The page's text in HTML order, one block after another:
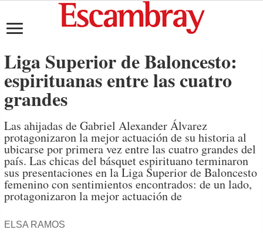
Liga Superior de Baloncesto:
espirituanas entre las cuatro
grandes
Las ahijadas de Gabriel Alexander Álvarez
protagonizaron la mejor actuación de su historia al
ubicarse por primera vez entre las cuatro grandes del
país. Las chicas del básquet espirituano terminaron
sus presentaciones en la Liga Superior de Baloncesto
femenino con sentimientos encontrados: de un lado,
protagonizaron la mejor actuación de
ELSA RAMOS